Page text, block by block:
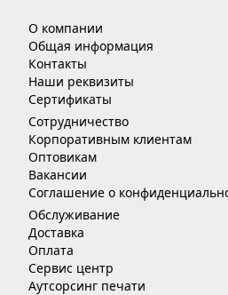
О компании
Общая информация
Контакты
Наши реквизиты
Сертификаты
Сотрудничество
Корпоративным клиентам
Оптовикам
Вакансии
Соглашение о
Обслуживание
Доставка
Оплата
Сервис центр
Аутсорсинг печати